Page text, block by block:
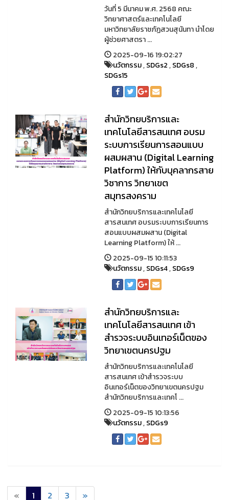
วันที่ 5 มีนาคม พ.ศ. 2568 คณะ
วิทยาศาสตร์และเทคโนโลยี
มหาวิทยาลัยราชภัฏสวนสุนันทา นำโดย
ผู้ช่วยศาสตรา ...
2025-09-16 19:02:27
นวัตกรรม,SDGs2,SDGs8,
SDGs15
สำนักวิทยบริการและ
เทคโนโลยีสารสนเทศ อบรม
ระบบการเรียนการสอนแบบ
ผสมผสาน (Digital Learning
Platform) ให้กับบุคลากรสาย
วิชาการ วิทยาเขต
สมุทรสงคราม
สำนักวิทยบริการและเทคโนโลยี
สารสนเทศ อบรมระบบการเรียนการ
สอนแบบผสมผสาน (Digital
Learning Platform) ให้ ...
2025-09-15 10:11:53
นวัตกรรม,SDGs4,SDGs9
สำนักวิทยบริการและ
เทคโนโลยีสารสนเทศ เข้า
สำรวจระบบอินเทอร์เน็ตของ
วิทยาเขตนครปฐม
สำนักวิทยบริการและเทคโนโลยี
สารสนเทศ เข้าสำรวจระบบ
อินเทอร์เน็ตของวิทยาเขตนครปฐม
สำนักวิทยบริการและเทคโ ...
2025-09-15 10:13:56
นวัตกรรม,SDGs9
« 1 2 3 »